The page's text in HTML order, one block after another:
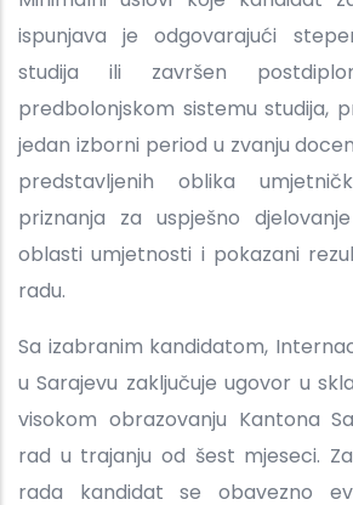
ispunjava je odgovarajući
studija ili završen
predbolonjskom sistemu studija,
jedan izborni period u zvanju
predstavljenih oblika
priznanja za uspješno
oblasti umjetnosti i pokazani
radu.
Sa izabranim kandidatom,
u Sarajevu zaključuje ugovor u
visokom obrazovanju Kantona
rad u trajanju od šest mjeseci.
rada kandidat se obavezno